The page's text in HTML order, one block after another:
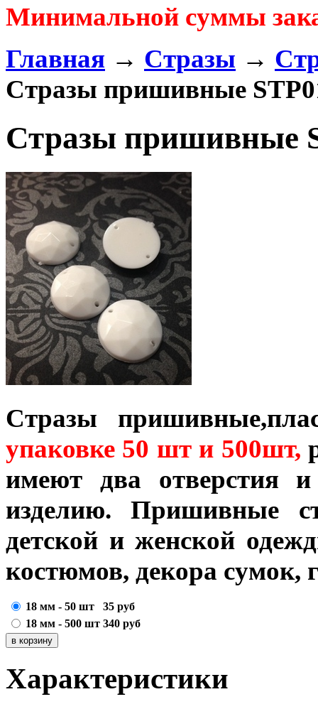
Минимальной суммы
Главная → Стразы →
Стразы пришивные
Стразы пришивные
Стразы
упаковке 50 шт и 500шт,
имеют два отверстия
изделию.Пришивные
детской и женской
костюмов, декора сумок,
18 мм - 50 шт 35 руб
18 мм - 500 шт 340 руб
Характеристики